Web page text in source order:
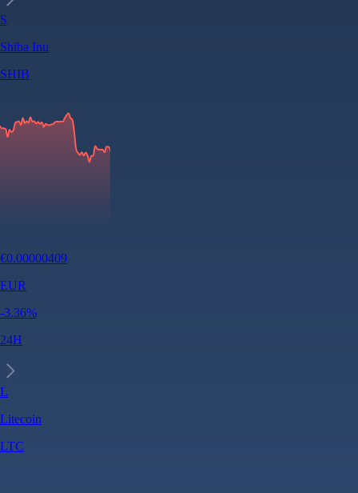
S
Shiba Inu
SHIB
€0.00000409
EUR
-3.36%
24H
L
Litecoin
LTC